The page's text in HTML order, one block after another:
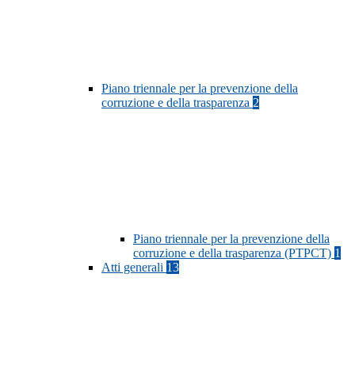
Piano triennale per la prevenzione della
corruzione e della trasparenza 2
Piano triennale per la prevenzione della
corruzione e della trasparenza (PTPCT) 1
Atti generali 13